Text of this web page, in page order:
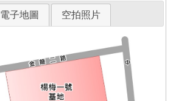
電子地圖 空拍照片